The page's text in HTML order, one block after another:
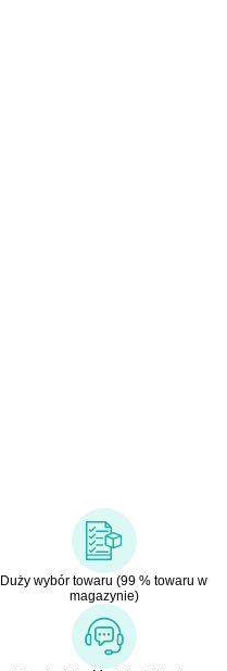
Duży wybór towaru (99 % towaru w
magazynie)